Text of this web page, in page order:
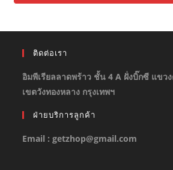
ติดต่อเรา
อิมพีเรียลลาดพร้าว ชั้น 4 A ฝั่งบิ๊กซี แขว
เขตวังทองหลาง กรุงเทพฯ
ฝ่ายบริการลูกค้า
Email : getzhop@gmail.com